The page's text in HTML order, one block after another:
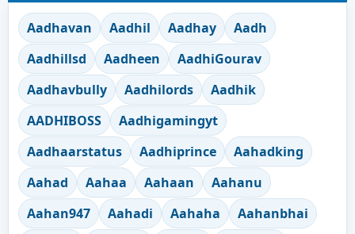
Aadhavan Aadhil Aadhay
Aadh
Aadhillsd
Aadheen
AadhiGourav
Aadhavbully
Aadhilords
Aadhik
AADHIBOSS
Aadhigamingyt
Aadhaarstatus
Aadhiprince
Aahadking
Aahad
Aahaa Aahaan
Aahanu
Aahan947
Aahadi Aahaha
Aahanbhai